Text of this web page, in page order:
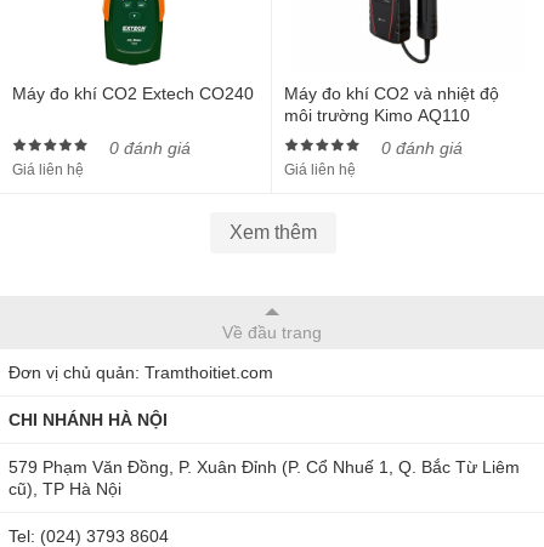
Máy đo khí CO2 Extech CO240
0 đánh giá
Giá liên hệ
Máy đo khí CO2 và nhiệt độ
môi trường Kimo AQ110
0 đánh giá
Giá liên hệ
Xem thêm
Về đầu trang
Đơn vị chủ quản: Tramthoitiet.com
CHI NHÁNH HÀ NỘI
579 Phạm Văn Đồng, P. Xuân Đỉnh (P. Cổ Nhuế 1, Q. Bắc Từ Liêm
cũ), TP Hà Nội
Tel: (024) 3793 8604